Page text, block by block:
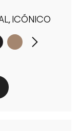
ICÓNICO